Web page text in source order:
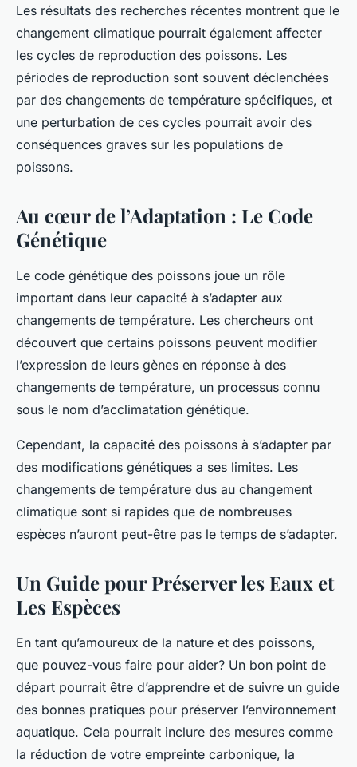
Les résultats des recherches récentes montrent que le
changement climatique pourrait également affecter
les cycles de reproduction des poissons. Les
périodes de reproduction sont souvent déclenchées
par des changements de température spécifiques, et
une perturbation de ces cycles pourrait avoir des
conséquences graves sur les populations de
poissons.
Au cœur de l’Adaptation : Le Code
Génétique
Le code génétique des poissons joue un rôle
important dans leur capacité à s’adapter aux
changements de température. Les chercheurs ont
découvert que certains poissons peuvent modifier
l’expression de leurs gènes en réponse à des
changements de température, un processus connu
sous le nom d’acclimatation génétique.
Cependant, la capacité des poissons à s’adapter par
des modifications génétiques a ses limites. Les
changements de température dus au changement
climatique sont si rapides que de nombreuses
espèces n’auront peut-être pas le temps de s’adapter.
Un Guide pour Préserver les Eaux et
Les Espèces
En tant qu’amoureux de la nature et des poissons,
que pouvez-vous faire pour aider? Un bon point de
départ pourrait être d’apprendre et de suivre un guide
des bonnes pratiques pour préserver l’environnement
aquatique. Cela pourrait inclure des mesures comme
la réduction de votre empreinte carbonique, la